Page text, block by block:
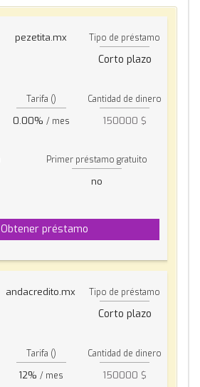
pezetita.mx Tipo de préstamo
Corto plazo
Tarifa ()
0.00% / mes
Cantidad de dinero
150000 $
Primer préstamo gratuito
no
Obtener préstamo
andacredito.mx Tipo de préstamo
Corto plazo
Tarifa ()
12% / mes
Cantidad de dinero
150000 $